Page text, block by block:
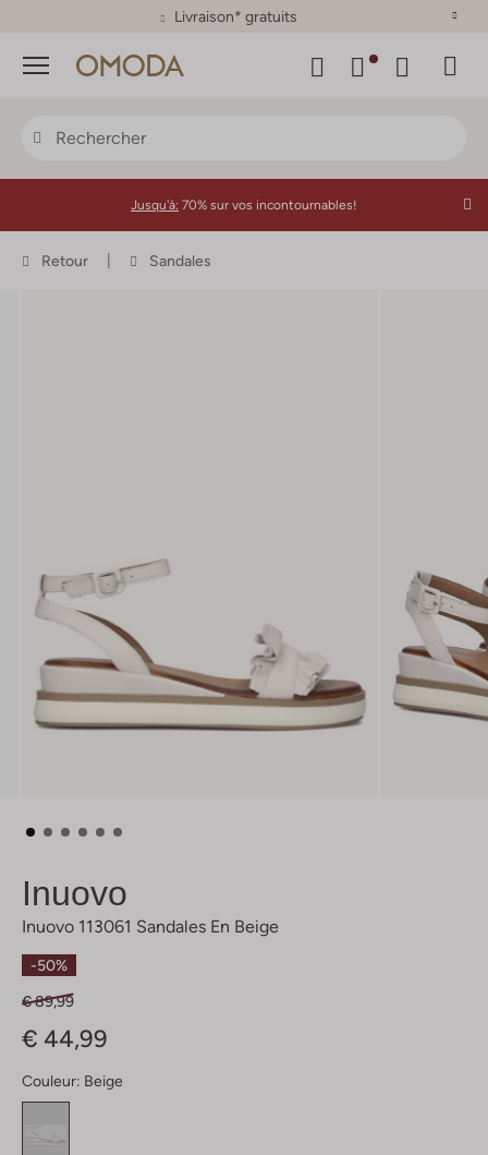
Plus de 500 marques
Menu
Jusqu'à: 70% sur vos incontournables!
Retour Sandales
Inuovo
Inuovo 113061 Sandales En Beige
-50%
€ 89,99
€ 44,99
Couleur: Beige